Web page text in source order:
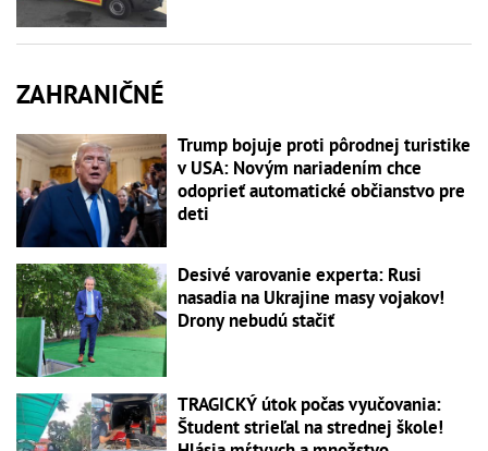
ZAHRANIČNÉ
Trump bojuje proti pôrodnej turistike
v USA: Novým nariadením chce
odoprieť automatické občianstvo pre
deti
Desivé varovanie experta: Rusi
nasadia na Ukrajine masy vojakov!
Drony nebudú stačiť
TRAGICKÝ útok počas vyučovania:
Študent strieľal na strednej škole!